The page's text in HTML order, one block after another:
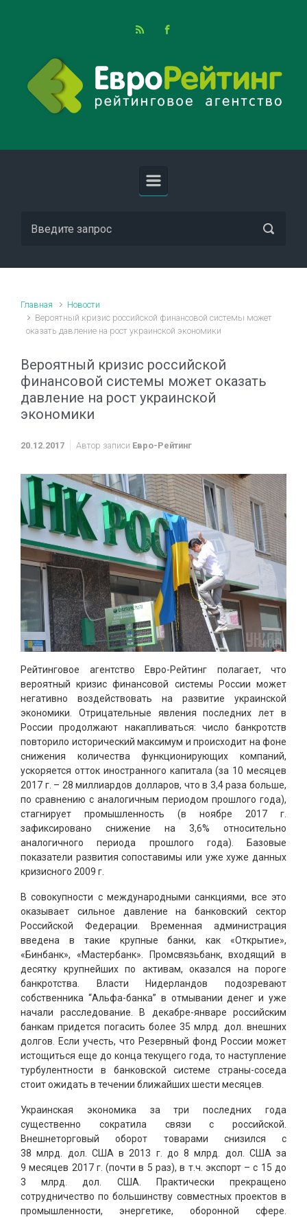
Главная
Новости
Вероятный кризис российской финансовой системы может
оказать давление на рост украинской экономики
Вероятный кризис российской
финансовой системы может оказать
давление на рост украинской
экономики
20.12.2017 Автор записи Евро-Рейтинг
Рейтинговое агентство Евро-Рейтинг полагает, что
вероятный кризис финансовой системы России может
негативно воздействовать на развитие украинской
экономики. Отрицательные явления последних лет в
России продолжают накапливаться: число банкротств
повторило исторический максимум и происходит на фоне
снижения количества функционирующих компаний,
ускоряется отток иностранного капитала (за 10 месяцев
2017 г. – 28 миллиардов долларов, что в 3,4 раза больше,
по сравнению с аналогичным периодом прошлого года),
стагнирует промышленность (в ноябре 2017 г.
зафиксировано снижение на 3,6% относительно
аналогичного периода прошлого года). Базовые
показатели развития сопоставимы или уже хуже данных
кризисного 2009 г.
В совокупности с международными санкциями, все это
оказывает сильное давление на банковский сектор
Российской Федерации. Временная администрация
введена в такие крупные банки, как «Открытие»,
«Бинбанк», «Мастербанк». Промсвязьбанк, входящий в
десятку крупнейших по активам, оказался на пороге
банкротства. Власти Нидерландов подозревают
собственника “Альфа-банка” в отмывании денег и уже
начали расследование. В декабре-январе российским
банкам придется погасить более 35 млрд. дол. внешних
долгов. Если учесть, что Резервный фонд России может
истощиться еще до конца текущего года, то наступление
турбулентности в банковской системе страны-соседа
стоит ожидать в течении ближайших шести месяцев.
Украинская экономика за три последних года
существенно сократила связи с российской.
Внешнеторговый оборот товарами снизился с
38 млрд. дол. США в 2013 г. до 8 млрд. дол. США за
9 месяцев 2017 г. (почти в 5 раз), в т.ч. экспорт – с 15 до
3 млрд. дол. США. Практически прекращено
сотрудничество по большинству совместных проектов в
промышленности, энергетике, оборонной сфере.